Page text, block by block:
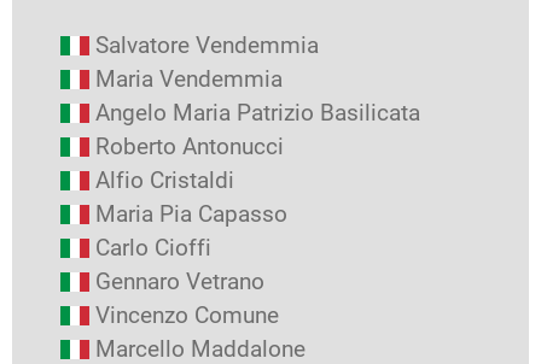
Salvatore Vendemmia
Maria Vendemmia
Angelo Maria Patrizio Basilicata
Roberto Antonucci
Alfio Cristaldi
Maria Pia Capasso
Carlo Cioffi
Gennaro Vetrano
Vincenzo Comune
Marcello Maddalone